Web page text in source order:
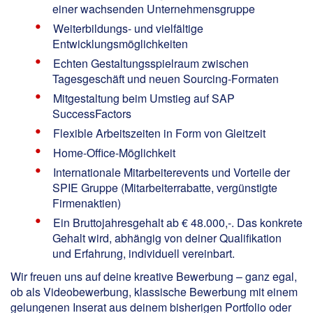
einer wachsenden Unternehmensgruppe
Weiterbildungs- und vielfältige
Entwicklungsmöglichkeiten
Echten Gestaltungsspielraum zwischen
Tagesgeschäft und neuen Sourcing-Formaten
Mitgestaltung beim Umstieg auf SAP
SuccessFactors
Flexible Arbeitszeiten in Form von Gleitzeit
Home-Office-Möglichkeit
Internationale Mitarbeiterevents und Vorteile der
SPIE Gruppe (Mitarbeiterrabatte, vergünstigte
Firmenaktien)
Ein Bruttojahresgehalt ab € 48.000,-. Das konkrete
Gehalt wird, abhängig von deiner Qualifikation
und Erfahrung, individuell vereinbart.
Wir freuen uns auf deine kreative Bewerbung – ganz egal,
ob als Videobewerbung, klassische Bewerbung mit einem
gelungenen Inserat aus deinem bisherigen Portfolio oder